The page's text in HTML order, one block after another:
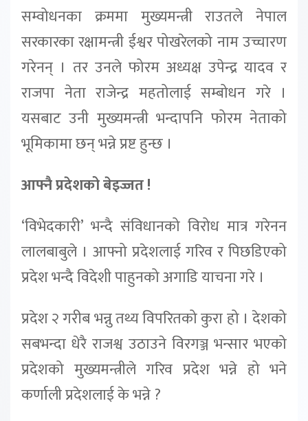
सम्वोधनका क्रममा मुख्यमन्त्री राउतले नेपाल
सरकारका रक्षामन्त्री ईश्वर पोखरेलको नाम उच्चारण
गरेनन् । तर उनले फोरम अध्यक्ष उपेन्द्र यादव र
राजपा नेता राजेन्द्र महतोलाई सम्बोधन गरे ।
यसबाट उनी मुख्यमन्त्री भन्दापनि फोरम नेताको
भूमिकामा छन् भन्ने प्रष्ट हुन्छ ।
आफ्नै प्रदेशको बेइज्जत !
‘विभेदकारी’ भन्दै संविधानको विरोध मात्र गरेनन
लालबाबुले । आफ्नो प्रदेशलाई गरिव र पिछडिएको
प्रदेश भन्दै विदेशी पाहुनको अगाडि याचना गरे ।
प्रदेश २ गरीब भन्नु तथ्य विपरितको कुरा हो । देशको
सबभन्दा धेरै राजश्व उठाउने विरगञ्ज भन्सार भएको
प्रदेशको मुख्यमन्त्रीले गरिव प्रदेश भन्ने हो भने
कर्णाली प्रदेशलाई के भन्ने ?